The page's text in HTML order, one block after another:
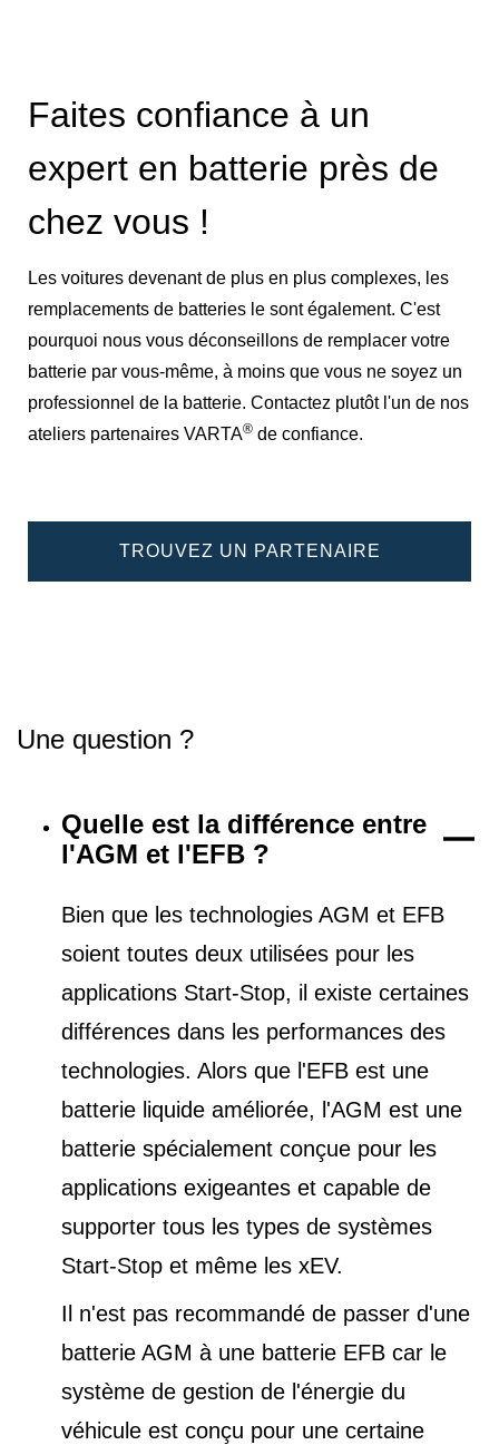
Faites confiance à un
expert en batterie près de
chez vous !
Les voitures devenant de plus en plus complexes, les
remplacements de batteries le sont également. C'est
pourquoi nous vous déconseillons de remplacer votre
batterie par vous-même, à moins que vous ne soyez un
professionnel de la batterie. Contactez plutôt l'un de nos
ateliers partenaires VARTA® de confiance.
TROUVEZ UN PARTENAIRE
Une question ?
Quelle est la différence entre
l'AGM et l'EFB ?
Bien que les technologies AGM et EFB
soient toutes deux utilisées pour les
applications Start-Stop, il existe certaines
différences dans les performances des
technologies. Alors que l'EFB est une
batterie liquide améliorée, l'AGM est une
batterie spécialement conçue pour les
applications exigeantes et capable de
supporter tous les types de systèmes
Start-Stop et même les xEV.
Il n'est pas recommandé de passer d'une
batterie AGM à une batterie EFB car le
système de gestion de l'énergie du
véhicule est conçu pour une certaine